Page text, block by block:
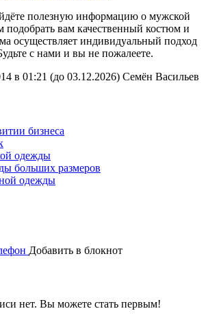
полезную информацию о мужской
вам качественный костюм и
осуществляет индивидуальный подход
с нами и вы не пожалеете.
в 01:21 (до 03.12.2026) Семён Васильев
бизнеса
одежды
больших размеров
одежды
Добавить в блокнот
нет. Вы можете стать первым!